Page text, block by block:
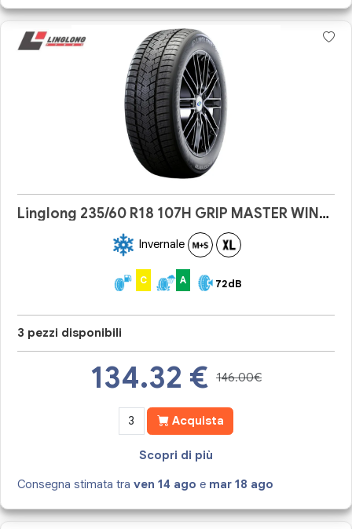
Linglong 235/60 R18 107H GRIP MASTER WINTER
Invernale
C A 72dB
3 pezzi disponibili
134.32 € 146.00€
Acquista
Scopri di più
Consegna stimata traven 14 ago e mar 18 ago